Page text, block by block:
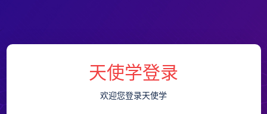
天使学登录
欢迎您登录天使学